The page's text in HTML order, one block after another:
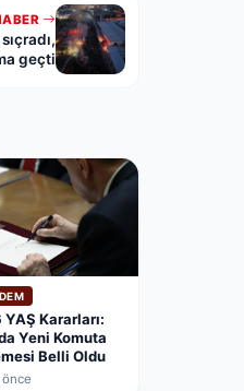
geçti
Kararları:
Yeni Komuta
Belli Oldu